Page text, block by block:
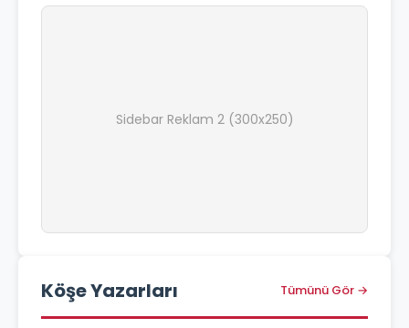
Sidebar Reklam 2 (300x250)
Köşe Yazarları Tümünü Gör →